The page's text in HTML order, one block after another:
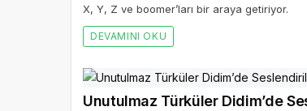
X, Y, Z ve boomer’ları bir araya getiriyor.
DEVAMINI OKU
Unutulmaz Türküler Didim’de